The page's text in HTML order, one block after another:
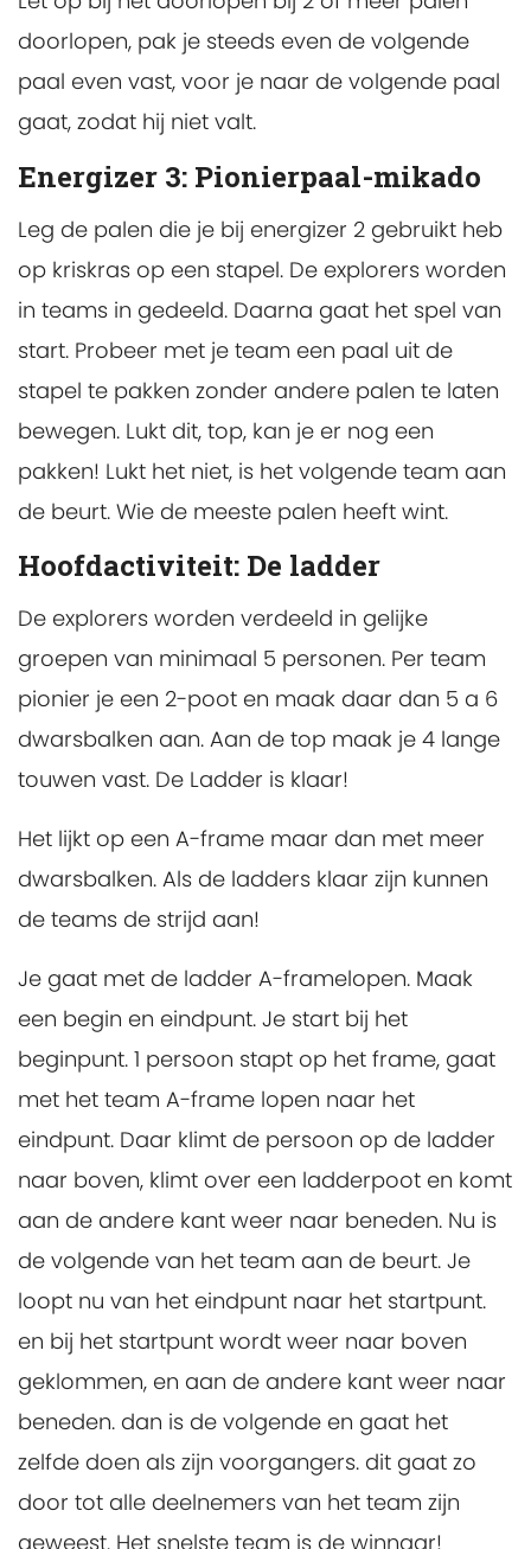
doorlopen, pak je steeds even de volgende
paal even vast, voor je naar de volgende paal
gaat, zodat hij niet valt.
Energizer 3: Pionierpaal-mikado
Leg de palen die je bij energizer 2 gebruikt heb
op kriskras op een stapel. De explorers worden
in teams in gedeeld. Daarna gaat het spel van
start. Probeer met je team een paal uit de
stapel te pakken zonder andere palen te laten
bewegen. Lukt dit, top, kan je er nog een
pakken! Lukt het niet, is het volgende team aan
de beurt. Wie de meeste palen heeft wint.
Hoofdactiviteit: De ladder
De explorers worden verdeeld in gelijke
groepen van minimaal 5 personen. Per team
pionier je een 2-poot en maak daar dan 5 a 6
dwarsbalken aan. Aan de top maak je 4 lange
touwen vast. De Ladder is klaar!
Het lijkt op een A-frame maar dan met meer
dwarsbalken. Als de ladders klaar zijn kunnen
de teams de strijd aan!
Je gaat met de ladder A-framelopen. Maak
een begin en eindpunt. Je start bij het
beginpunt. 1 persoon stapt op het frame, gaat
met het team A-frame lopen naar het
eindpunt. Daar klimt de persoon op de ladder
naar boven, klimt over een ladderpoot en komt
aan de andere kant weer naar beneden. Nu is
de volgende van het team aan de beurt. Je
loopt nu van het eindpunt naar het startpunt.
en bij het startpunt wordt weer naar boven
geklommen, en aan de andere kant weer naar
beneden. dan is de volgende en gaat het
zelfde doen als zijn voorgangers. dit gaat zo
door tot alle deelnemers van het team zijn
geweest. Het snelste team is de winnaar!